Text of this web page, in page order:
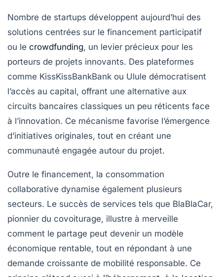
Nombre de startups développent aujourd’hui des
solutions centrées sur le financement participatif
ou le crowdfunding, un levier précieux pour les
porteurs de projets innovants. Des plateformes
comme KissKissBankBank ou Ulule démocratisent
l’accès au capital, offrant une alternative aux
circuits bancaires classiques un peu réticents face
à l’innovation. Ce mécanisme favorise l’émergence
d’initiatives originales, tout en créant une
communauté engagée autour du projet.
Outre le financement, la consommation
collaborative dynamise également plusieurs
secteurs. Le succès de services tels que BlaBlaCar,
pionnier du covoiturage, illustre à merveille
comment le partage peut devenir un modèle
économique rentable, tout en répondant à une
demande croissante de mobilité responsable. Ce